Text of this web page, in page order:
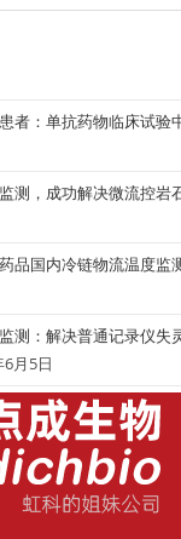
者：单抗药物临床试验
测，成功解决微流控岩
品国内冷链物流温度监
测：解决普通记录仪失
月5日